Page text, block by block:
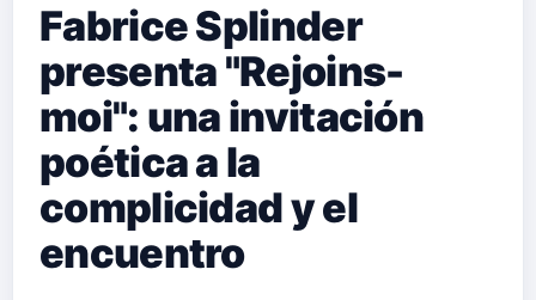
Fabrice Splinder
presenta "Rejoins-
moi": una invitación
poética a la
complicidad y el
encuentro